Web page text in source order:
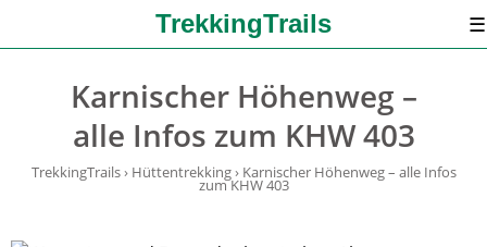
TrekkingTrails ☰
Karnischer Höhenweg –
alle Infos zum KHW 403
TrekkingTrails› Hüttentrekking› Karnischer Höhenweg – alle Infos
zum KHW 403